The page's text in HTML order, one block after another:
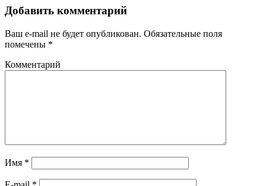
Добавить комментарий
Ваш e-mail не будет опубликован. Обязательные поля
помечены *
Комментарий
Имя *